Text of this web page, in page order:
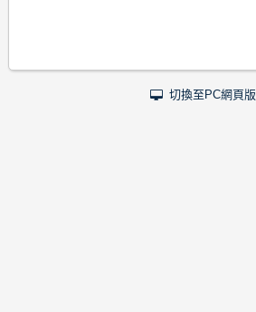
切換至PC網頁版